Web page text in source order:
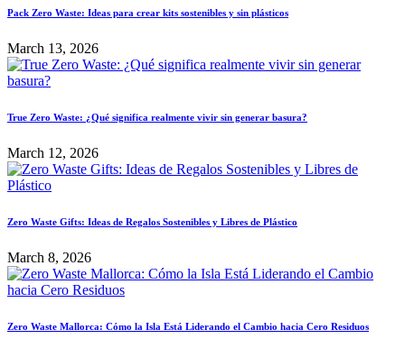
Pack Zero Waste: Ideas para crear kits sostenibles y sin plásticos
March 13, 2026
True Zero Waste: ¿Qué significa realmente vivir sin generar basura?
March 12, 2026
Zero Waste Gifts: Ideas de Regalos Sostenibles y Libres de Plástico
March 8, 2026
Zero Waste Mallorca: Cómo la Isla Está Liderando el Cambio hacia Cero Residuos